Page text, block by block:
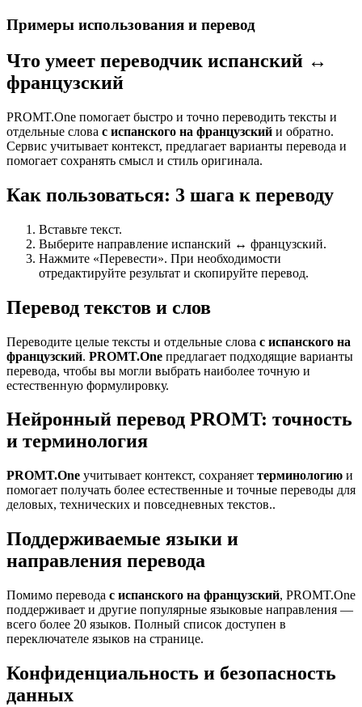
Примеры использования и перевод
Что умеет переводчик испанский ↔
французский
PROMT.One помогает быстро и точно переводить тексты и
отдельные слова с испанского на французский и обратно.
Сервис учитывает контекст, предлагает варианты перевода и
помогает сохранять смысл и стиль оригинала.
Как пользоваться: 3 шага к переводу
Вставьте текст.
Выберите направление испанский ↔ французский.
Нажмите «Перевести». При необходимости
отредактируйте результат и скопируйте перевод.
Перевод текстов и слов
Переводите целые тексты и отдельные слова с испанского на
французский. PROMT.One предлагает подходящие варианты
перевода, чтобы вы могли выбрать наиболее точную и
естественную формулировку.
Нейронный перевод PROMT: точность
и терминология
PROMT.One учитывает контекст, сохраняет терминологию и
помогает получать более естественные и точные переводы для
деловых, технических и повседневных текстов..
Поддерживаемые языки и
направления перевода
Помимо перевода с испанского на французский, PROMT.One
поддерживает и другие популярные языковые направления —
всего более 20 языков. Полный список доступен в
переключателе языков на странице.
Конфиденциальность и безопасность
данных